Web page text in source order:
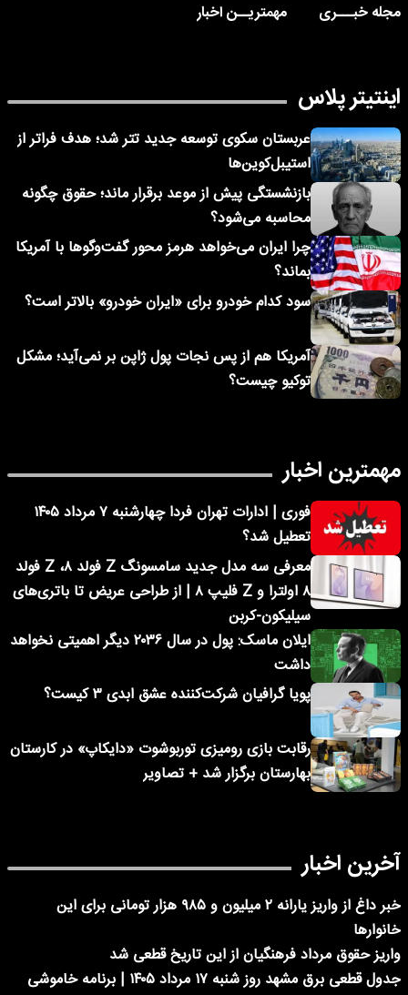
مجله خبـــری
مهمتریــن اخبار
اینتیتر پلاس
عربستان سکوی توسعه جدید تتر شد؛ هدف فراتر از
استیبل‌کوین‌ها
بازنشستگی پیش از موعد برقرار ماند؛ حقوق چگونه
محاسبه می‌شود؟
چرا ایران می‌خواهد هرمز محور گفت‌وگوها با آمریکا
بماند؟
سود کدام خودرو برای «ایران خودرو» بالاتر است؟
آمریکا هم از پس نجات پول ژاپن بر نمی‌آید؛ مشکل
توکیو چیست؟
مهمترین اخبار
فوری | ادارات تهران فردا چهارشنبه ۷ مرداد ۱۴۰۵
تعطیل شد؟
معرفی سه مدل جدید سامسونگ Z فولد ۸، Z فولد
۸ اولترا و Z فلیپ ۸ | از طراحی عریض تا باتری‌های
سیلیکون-کربن
ایلان ماسک: پول در سال ۲۰۳۶ دیگر اهمیتی نخواهد
داشت
پویا گرافیان شرکت‌کننده عشق ابدی ۳ کیست؟
رقابت بازی رومیزی توربوشوت «دایکاپ» در کارستان
بهارستان برگزار شد + تصاویر
آخرین اخبار
خبر داغ از واریز یارانه ۲ میلیون و ۹۸۵ هزار تومانی برای این
خانوارها
واریز حقوق مرداد فرهنگیان از این تاریخ قطعی شد
جدول قطعی برق مشهد روز شنبه ۱۷ مرداد ۱۴۰۵ | برنامه خاموشی